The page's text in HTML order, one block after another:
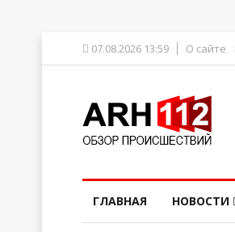
07.08.2026 13:59 О сайте
ГЛАВНАЯ НОВОСТИ